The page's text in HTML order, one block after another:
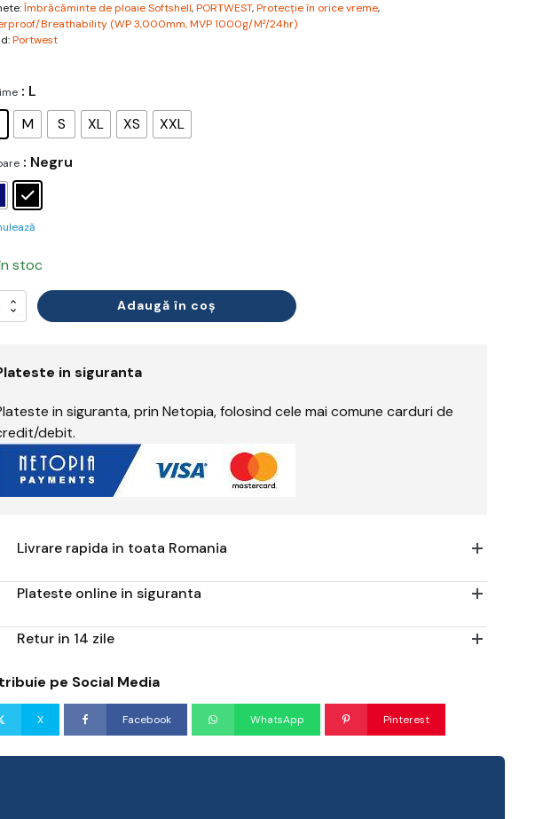
Îmbrăcăminte de ploaie Softshell,PORTWEST,Protecție în orice vreme,
Breathability (WP 3,000mm, MVP 1000g/M²/24hr)
Portwest
: L
M S XL XS XXL
: Negru
stoc
Adaugă în coș
in siguranta
in siguranta, prin Netopia, folosind cele mai comune carduri de
debit.
Livrare rapida in toata Romania
Plateste online in siguranta
Retur in 14 zile
pe Social Media
X Facebook WhatsApp Pinterest